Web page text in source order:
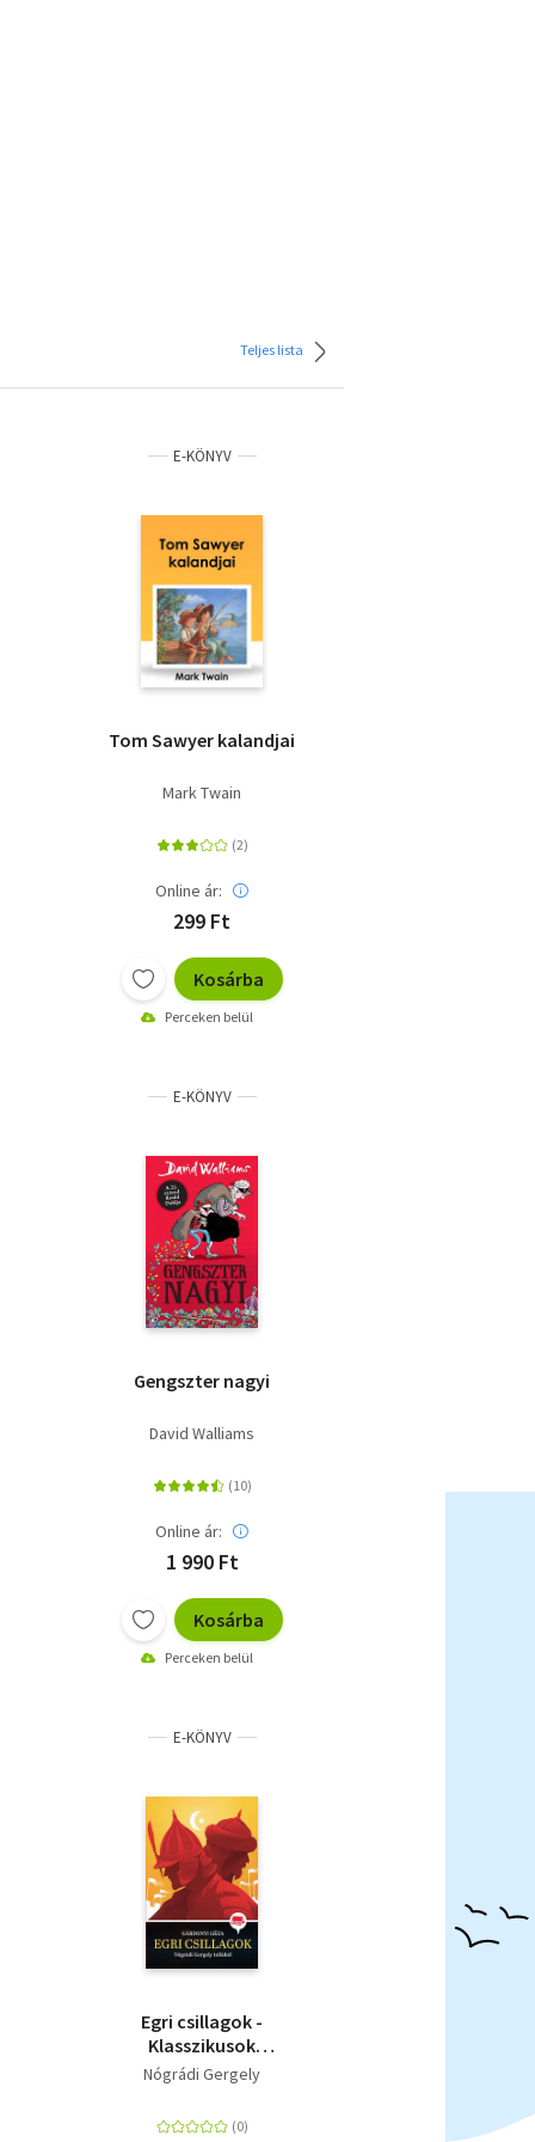
Teljes lista
E-KÖNYV
Tom Sawyer kalandjai
Mark Twain
Online ár:
299 Ft
Kosárba
Perceken belül
E-KÖNYV
Gengszter nagyi
David Walliams
Online ár:
1 990 Ft
Kosárba
Perceken belül
E-KÖNYV
Egri csillagok -
Klasszikusok
újramesélve 2.
Nógrádi Gergely